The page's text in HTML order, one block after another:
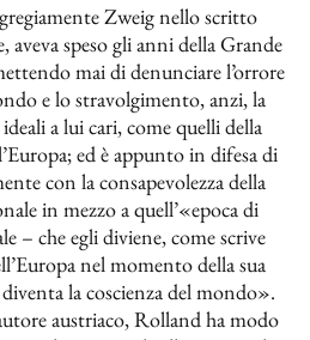
Zweig nello scritto
speso gli anni della Grande
mai di denunciare l’orrore
e lo stravolgimento, anzi, la
a lui cari, come quelli della
ed è appunto in difesa di
con la consapevolezza della
in mezzo a quell’«epoca di
– che egli diviene, come scrive
nel momento della sua
la coscienza del mondo».
austriaco, Rolland ha modo